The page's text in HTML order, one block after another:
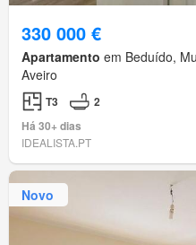
330 000 €
Apartamento em Beduído,
Aveiro
T3
2
Há 30+ dias
IDEALISTA.PT
Novo